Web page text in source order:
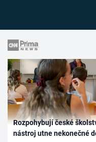
Rozpohybují české
nástroj utne nekonečné